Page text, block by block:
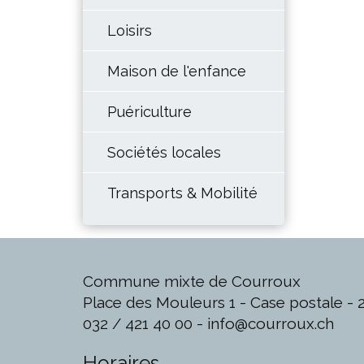
Loisirs
Maison de l'enfance
Puériculture
Sociétés locales
Transports & Mobilité
Commune mixte de Courroux
Place des Mouleurs 1 - Case postale -
032 / 421 40 00 - info@courroux.ch